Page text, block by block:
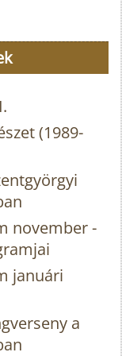
(1989-
november -
januári
a